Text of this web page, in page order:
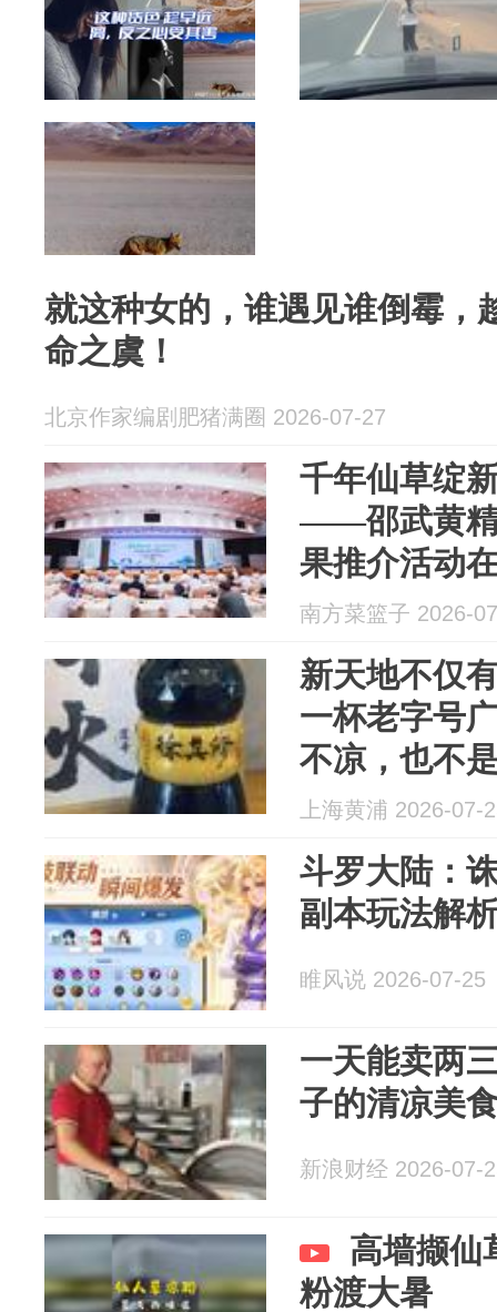
就这种女的，谁遇见谁倒霉，
命之虞！
北京作家编剧肥猪满圈 2026-07-27
千年仙草绽
——邵武黄精
果推介活动
南方菜篮子 2026-
新天地不仅
一杯老字号
不凉，也不
上海黄浦 2026-07-
斗罗大陆：
副本玩法解
睢风说 2026-07-25
一天能卖两
子的清凉美
新浪财经 2026-07-
高墙撷仙
粉渡大暑